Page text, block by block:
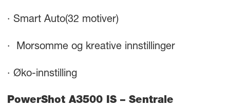
· Smart Auto(32 motiver)
· Morsomme og kreative innstillinger
· Øko-innstilling
PowerShot A3500 IS – Sentrale